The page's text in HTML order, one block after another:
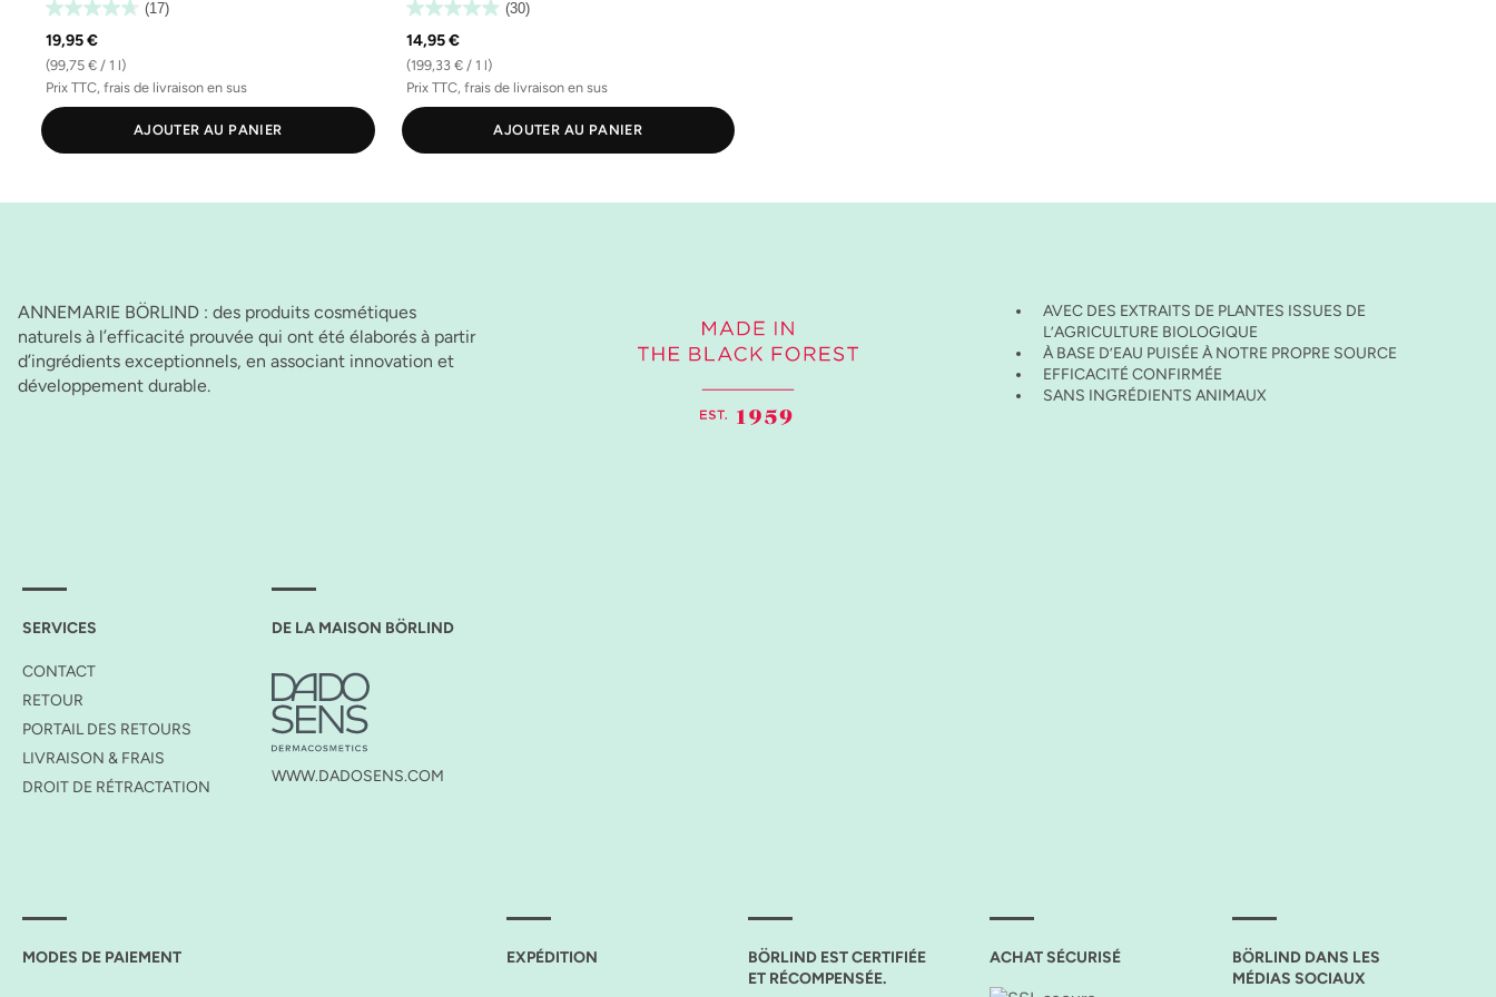
(17)
19,95 €
(99,75 € / 1 l)
Prix TTC, frais de livraison en sus
AJOUTER AU PANIER
(30)
14,95 €
(199,33 € / 1 l)
Prix TTC, frais de livraison en sus
AJOUTER AU PANIER
ANNEMARIE BÖRLIND : des produits cosmétiques
naturels à l’efficacité prouvée qui ont été élaborés à partir
d’ingrédients exceptionnels, en associant innovation et
développement durable.
AVEC DES EXTRAITS DE PLANTES ISSUES DE
L’AGRICULTURE BIOLOGIQUE
À BASE D’EAU PUISÉE À NOTRE PROPRE SOURCE
EFFICACITÉ CONFIRMÉE
SANS INGRÉDIENTS ANIMAUX
SERVICES
CONTACT
RETOUR
PORTAIL DES RETOURS
LIVRAISON & FRAIS
DROIT DE RÉTRACTATION
DE LA MAISON BÖRLIND
WWW.DADOSENS.COM
MODES DE PAIEMENT EXPÉDITION
BÖRLIND EST CERTIFIÉE
ET RÉCOMPENSÉE.
ACHAT SÉCURISÉ
BÖRLIND DANS LES
MÉDIAS SOCIAUX